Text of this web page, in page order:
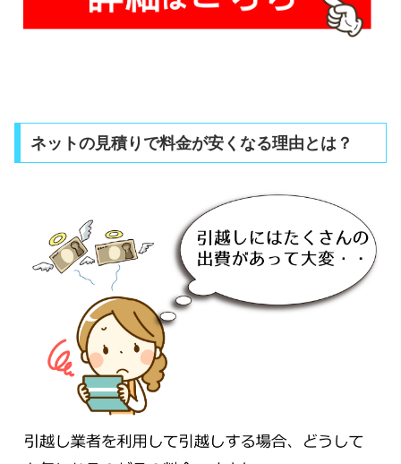
ネットの見積りで料金が安くなる理由とは？